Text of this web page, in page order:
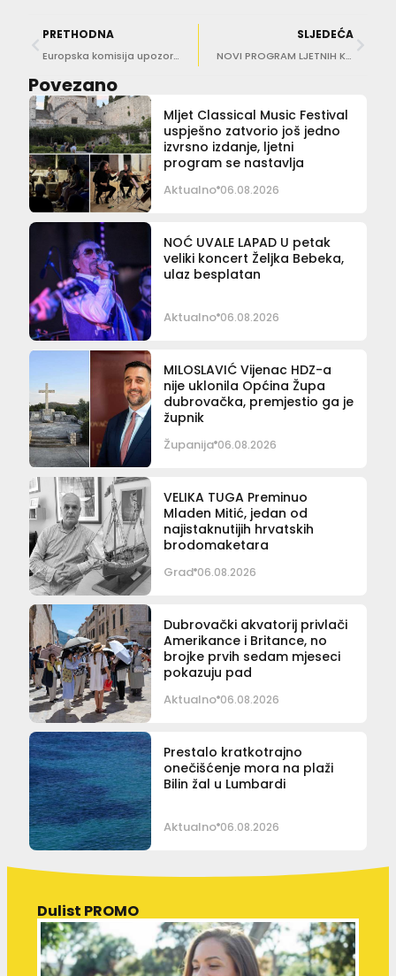
PRETHODNA
Europska komisija upozorila da smanjimo broj neriješenih sporova i rasteretimo USKOK
SLJEDEĆA
NOVI PROGRAM LJETNIH KINA Stigli su dugoočekivani Štrumpfovi
Povezano
Mljet Classical Music Festival
uspješno zatvorio još jedno
izvrsno izdanje, ljetni
program se nastavlja
Aktualno 06.08.2026
NOĆ UVALE LAPAD U petak
veliki koncert Željka Bebeka,
ulaz besplatan
Aktualno 06.08.2026
MILOSLAVIĆ Vijenac HDZ-a
nije uklonila Općina Župa
dubrovačka, premjestio ga je
župnik
Županija 06.08.2026
VELIKA TUGA Preminuo
Mladen Mitić, jedan od
najistaknutijih hrvatskih
brodomaketara
Grad 06.08.2026
Dubrovački akvatorij privlači
Amerikance i Britance, no
brojke prvih sedam mjeseci
pokazuju pad
Aktualno 06.08.2026
Prestalo kratkotrajno
onečišćenje mora na plaži
Bilin žal u Lumbardi
Aktualno 06.08.2026
Dulist PROMO